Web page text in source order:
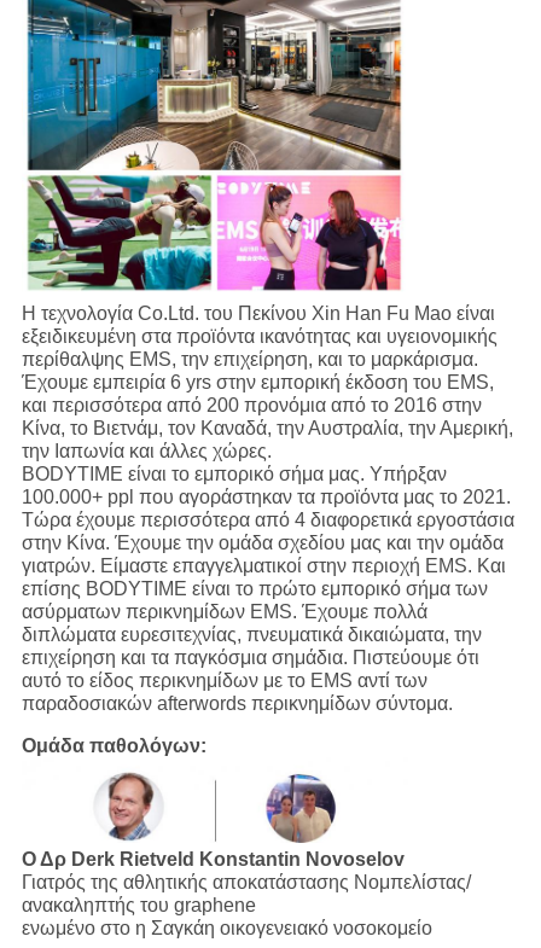
Η τεχνολογία Co.Ltd. του Πεκίνου Xin Han Fu Mao είναι
εξειδικευμένη στα προϊόντα ικανότητας και υγειονομικής
περίθαλψης EMS, την επιχείρηση, και το μαρκάρισμα.
Έχουμε εμπειρία 6 yrs στην εμπορική έκδοση του EMS,
και περισσότερα από 200 προνόμια από το 2016 στην
Κίνα, το Βιετνάμ, τον Καναδά, την Αυστραλία, την Αμερική,
την Ιαπωνία και άλλες χώρες.
BODYTIME είναι το εμπορικό σήμα μας. Υπήρξαν
100.000+ ppl που αγοράστηκαν τα προϊόντα μας το 2021.
Τώρα έχουμε περισσότερα από 4 διαφορετικά εργοστάσια
στην Κίνα. Έχουμε την ομάδα σχεδίου μας και την ομάδα
γιατρών. Είμαστε επαγγελματικοί στην περιοχή EMS. Και
επίσης BODYTIME είναι το πρώτο εμπορικό σήμα των
ασύρματων περικνημίδων EMS. Έχουμε πολλά
διπλώματα ευρεσιτεχνίας, πνευματικά δικαιώματα, την
επιχείρηση και τα παγκόσμια σημάδια. Πιστεύουμε ότι
αυτό το είδος περικνημίδων με το EMS αντί των
παραδοσιακών afterwords περικνημίδων σύντομα.
Ομάδα παθολόγων:
Ο Δρ Derk Rietveld Konstantin Novoselov
Γιατρός της αθλητικής αποκατάστασης Νομπελίστας/
ανακαληπτής του graphene
ενωμένο στο η Σαγκάη οικογενειακό νοσοκομείο